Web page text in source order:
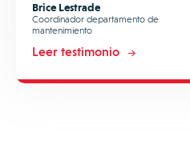
Brice Lestrade
Coordinador departamento de
mantenimiento
Leer testimonio